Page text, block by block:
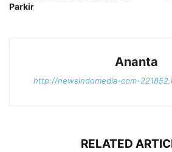
Parkir
Ananta
http://newsindomedia-com-
RELATED